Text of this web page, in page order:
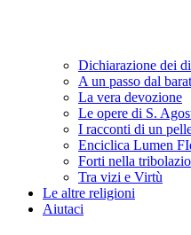
Dichiarazione dei
A un passo dal
La vera devozione
Le opere di S.
I racconti di un
Enciclica Lumen
Forti nella
Tra vizi e Virtù
Le altre religioni
Aiutaci